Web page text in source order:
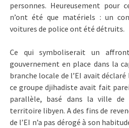
personnes. Heureusement pour
n’ont été que matériels : un
voitures de police ont été détruits.
Ce qui symboliserait un
gouvernement en place dans la
branche locale de l’EI avait
ce groupe djihadiste avait fait
parallèle, basé dans la ville de
territoire libyen. A des fins de
de l’EI n’a pas dérogé à son